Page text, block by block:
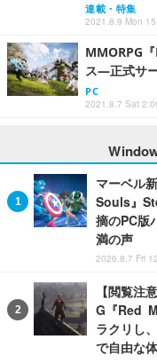
連載・特集
2021.8.9 Mon
MMORPG
ス―正式サ
PC
2021.8.7 Sat
マーベル
Souls』
摘のPC版
満の声
2026.8.7 Fri
【閲覧注
G『Red
ラクリし
で自由な